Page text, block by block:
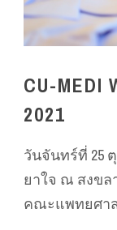
CU-MEDI
2021
วันจันทร์ที่ 25
ยาใจ ณ สงข
คณะแพทยศา